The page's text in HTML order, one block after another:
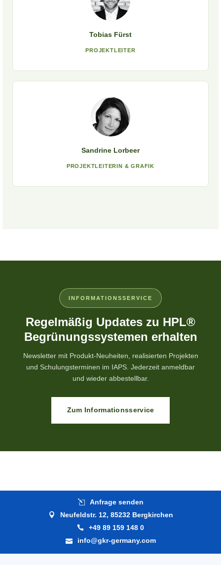
Tobias Fürst
PROJEKTLEITER
Sandrine Lorbeer
PROJEKTLEITERIN & GRAFIK
INFORMATIONSSERVICE
Regelmäßig Updates zu HPL®
Begrünungssystemen erhalten
Newsletter mit Produkt-Neuheiten, realisierten Projekten
und Schulungsterminen im IAPS. Jederzeit anmeldbar
und wieder abbestellbar.
Zum Informationsservice
Anfrage senden
Neufeldstr. 12, 85232 Bergkirchen
+49 89 159 148 0
info@gkr-germany.com